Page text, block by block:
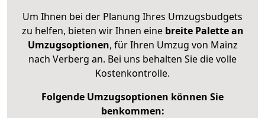
Um Ihnen bei der Planung Ihres Umzugsbudgets
zu helfen, bieten wir Ihnen eine breite Palette an
Umzugsoptionen, für Ihren Umzug von Mainz
nach Verberg an. Bei uns behalten Sie die volle
Kostenkontrolle.
Folgende Umzugsoptionen können Sie
benkommen: